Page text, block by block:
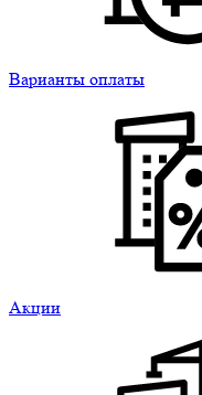
Варианты оплаты
Акции